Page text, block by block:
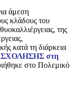
άμεση
κλάδους του
της
κατά τη διάρκεια
στη
στο Πολεμικό